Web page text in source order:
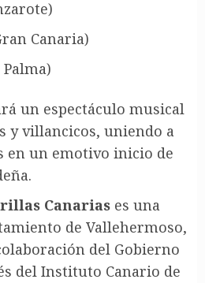
Canaria)
un espectáculo musical
y villancicos, uniendo a
en un emotivo inicio de
Canarias es una
de Vallehermoso,
del Gobierno
del Instituto Canario de